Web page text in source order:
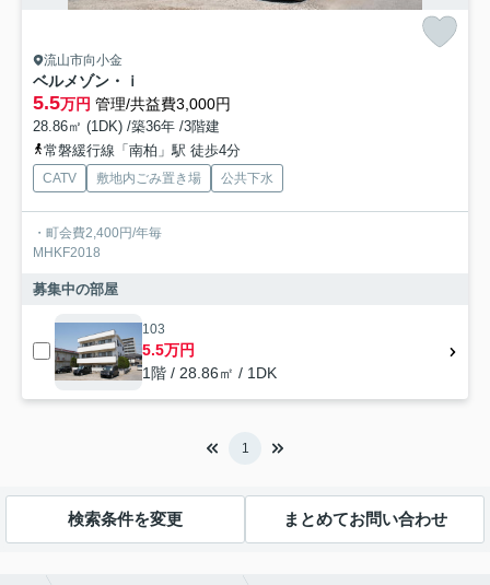
流山市向小金
ベルメゾン・ｉ
5.5万円 管理/共益費3,000円
28.86㎡ (1DK) /築36年 /3階建
常磐緩行線「南柏」駅 徒歩4分
CATV 敷地内ごみ置き場 公共下水
・町会費2,400円/年毎
MHKF2018
募集中の部屋
103
5.5万円
1階 / 28.86㎡ / 1DK
1
検索条件を変更 まとめてお問い合わせ